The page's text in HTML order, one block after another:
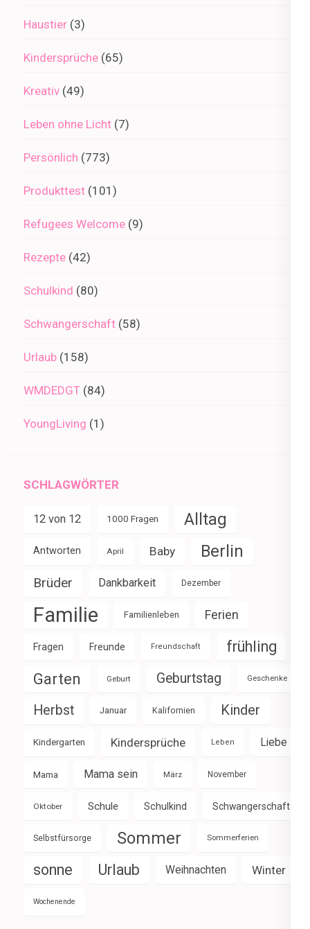
Haustier (3)
Kindersprüche (65)
Kreativ (49)
Leben ohne Licht (7)
Persönlich (773)
Produkttest (101)
Refugees Welcome (9)
Rezepte (42)
Schulkind (80)
Schwangerschaft (58)
Urlaub (158)
WMDEDGT (84)
YoungLiving (1)
SCHLAGWÖRTER
12 von 12 1000 Fragen Alltag
Antworten April Baby Berlin
Brüder Dankbarkeit Dezember
Familie Familienleben Ferien
Fragen Freunde Freundschaft frühling
Garten Geburt Geburtstag Geschenke
Herbst Januar Kalifornien Kinder
Kindergarten Kindersprüche Leben Liebe
Mama Mama sein März November
Oktober Schule Schulkind Schwangerschaft
Selbstfürsorge Sommer Sommerferien
sonne Urlaub Weihnachten Winter
Wochenende